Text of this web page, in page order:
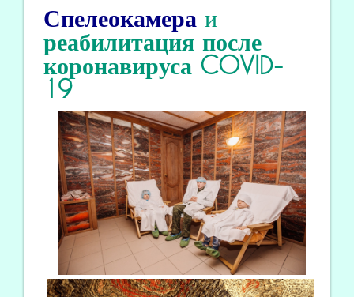
Спелеокамера и
реабилитацияпосле
коронавируса COVID-
19